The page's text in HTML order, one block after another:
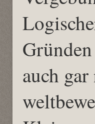
auch